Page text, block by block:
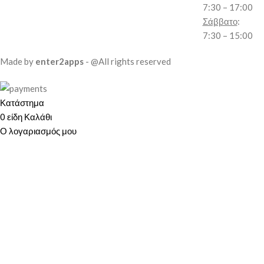
7:30 – 17:00
Σάββατο:
7:30 – 15:00
Made by enter2apps - @All rights reserved
Κατάστημα
0 είδη Καλάθι
Ο λογαριασμός μου